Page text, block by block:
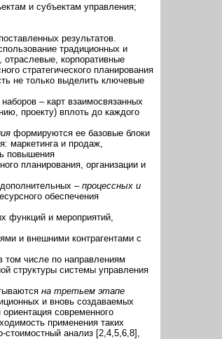
и субъектам управления;
результатов.
традиционных и
корпоративные
стратегического планирования
не только выделить ключевые
– карт взаимосвязанных
проекту) вплоть до каждого
формируются ее базовые блоки
маркетинга и продаж,
повышения
планирования, организации и
–процессных и
обеспечения
функций и мероприятий,
и внешними контрагентами с
том числе по направлениям
структуры системы управления
на третьем этапе
и вновь создаваемых
современного
применения таких
анализ [2,4,5,6,8],